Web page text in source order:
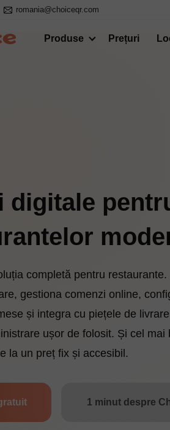
romania@choiceqr.com
Produse Prețuri
digitale
completă pentru
gestiona comenzi online,
și integra cu piețele de
ușor de folosit. Și cel mai
la un preț fix și accesibil.
1 minut despre